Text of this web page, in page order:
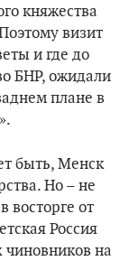
княжества
визит
и где до
БНР, ожидали
плане в
».
быть, Менск
Но – не
восторге от
Россия
чиновников на